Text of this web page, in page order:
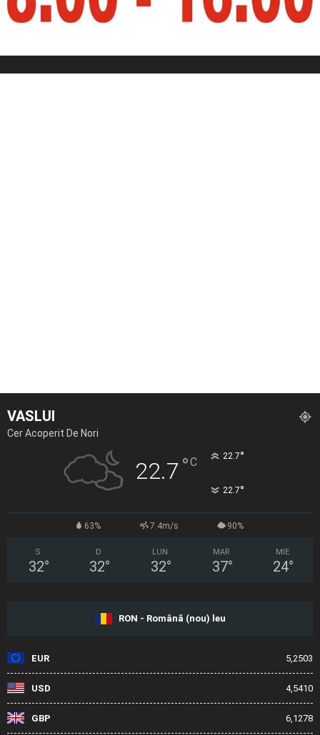
VASLUI
Cer Acoperit De Nori
22.7 °C 22.7°
22.7°
63% 7.4m/s 90%
S
32°
D
32°
LUN
32°
MAR
37°
MIE
24°
RON - Română (nou) leu
EUR 5,2503
USD 4,5410
GBP 6,1278